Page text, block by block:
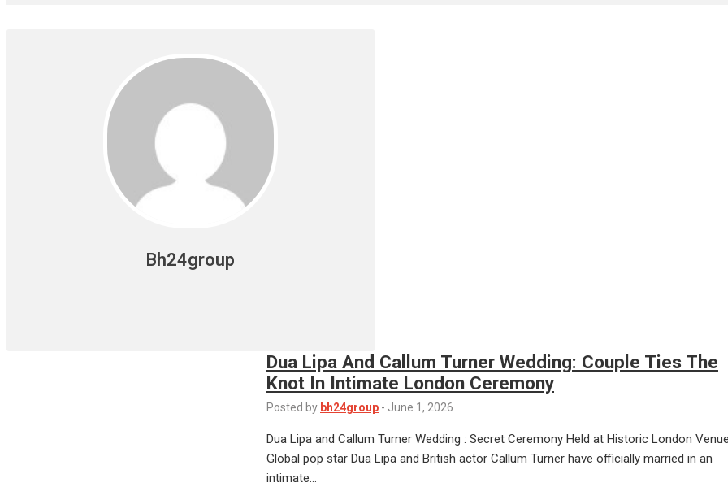
Bh24group
Dua Lipa And Callum Turner Wedding: Couple Ties The
Knot In Intimate London Ceremony
Posted by bh24group - June 1, 2026
Dua Lipa and Callum Turner Wedding : Secret Ceremony Held at Historic London Venue
Global pop star Dua Lipa and British actor Callum Turner have officially married in an
intimate…